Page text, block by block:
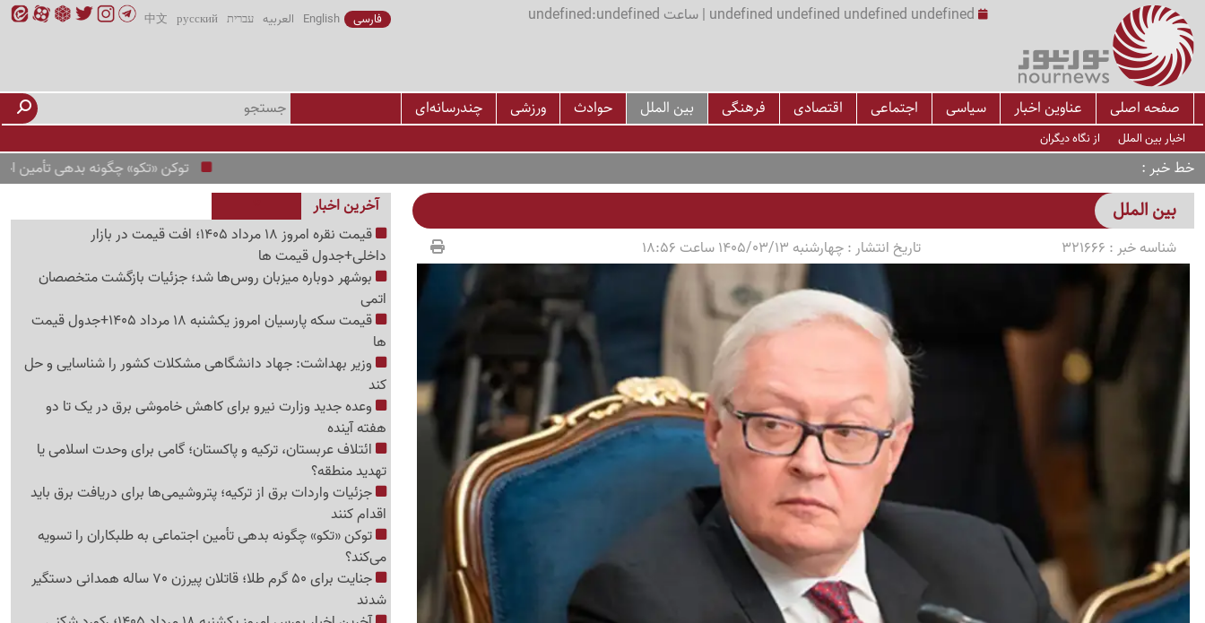
undefined undefined undefined undefined | ساعت undefined:undefined فارسی English العربیه עברית русский
中文
صفحه اصلی عناوین اخبار سیاسی اجتماعی اقتصادی فرهنگی بین الملل حوادث ورزشی چندرسانه‌ای
اخبار بین الملل از نگاه دیگران
خط خبر توکن «تکو» چگونه بدهی تأمین اجتماعی
بین الملل
شناسه خبر : 321666 تاریخ انتشار :چهارشنبه 1405/03/13 ساعت 18:56
آخرین اخبار
قیمت نقره امروز 18 مرداد 1405؛ افت قیمت در بازار
داخلی+جدول قیمت ها
بوشهر دوباره میزبان روس‌ها شد؛ جزئیات بازگشت متخصصان
اتمی
قیمت سکه پارسیان امروز یکشنبه 18 مرداد 1405+جدول قیمت
ها
وزیر بهداشت: جهاد دانشگاهی مشکلات کشور را شناسایی و حل
کند
وعده جدید وزارت نیرو برای کاهش خاموشی برق در یک تا دو
هفته آینده
ائتلاف عربستان، ترکیه و پاکستان؛ گامی برای وحدت اسلامی یا
تهدید منطقه؟
جزئیات واردات برق از ترکیه؛ پتروشیمی‌ها برای دریافت برق باید
اقدام کنند
توکن «تکو» چگونه بدهی تأمین اجتماعی به طلبکاران را تسویه
می‌کند؟
جنایت برای 50 گرم طلا؛ قاتلان پیرزن 70 ساله همدانی دستگیر
شدند